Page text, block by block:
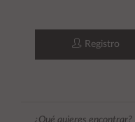
Registro